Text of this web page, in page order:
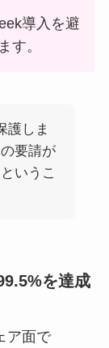
導入を避
す。
護しま
要請が
いうこ
を達成
ア面で